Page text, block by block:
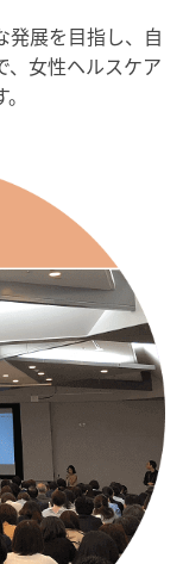
発展を目指し、自
、女性ヘルスケア